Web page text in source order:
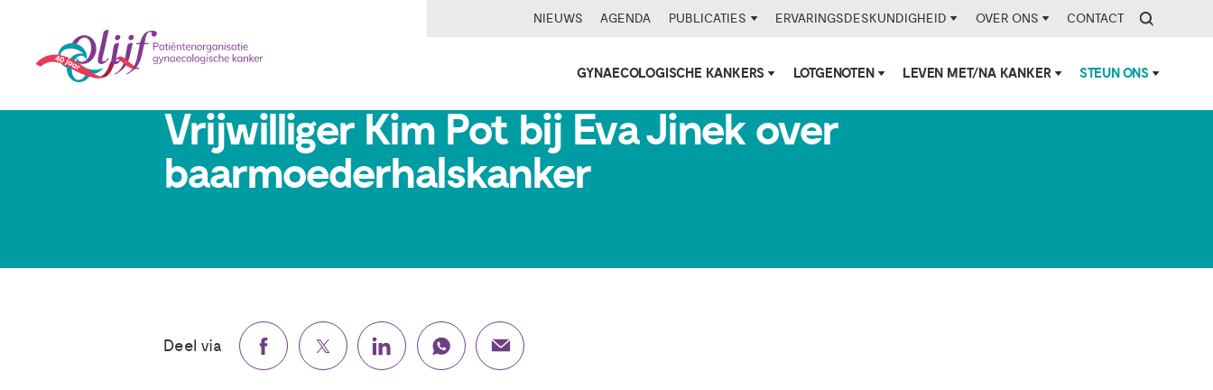
NIEUWS AGENDA PUBLICATIES ERVARINGSDESKUNDIGHEID OVER ONS CONTACT
GYNAECOLOGISCHE KANKERS LOTGENOTEN LEVEN MET/NA KANKER STEUN ONS
Vrijwilliger Kim Pot bij Eva Jinek over
baarmoederhalskanker
Deel via